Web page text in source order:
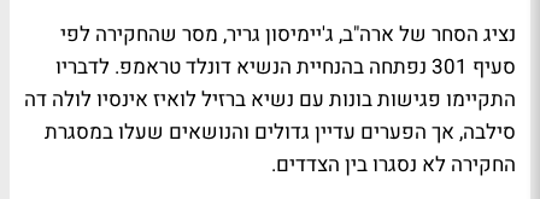
נציג הסחר של ארה"ב, ג'יימיסון גריר, מסר שהחקירה לפי
סעיף 301 נפתחה בהנחיית הנשיא דונלד טראמפ. לדבריו
התקיימו פגישות בונות עם נשיא ברזיל לואיז אינסיו לולה דה
סילבה, אך הפערים עדיין גדולים והנושאים שעלו במסגרת
החקירה לא נסגרו בין הצדדים.